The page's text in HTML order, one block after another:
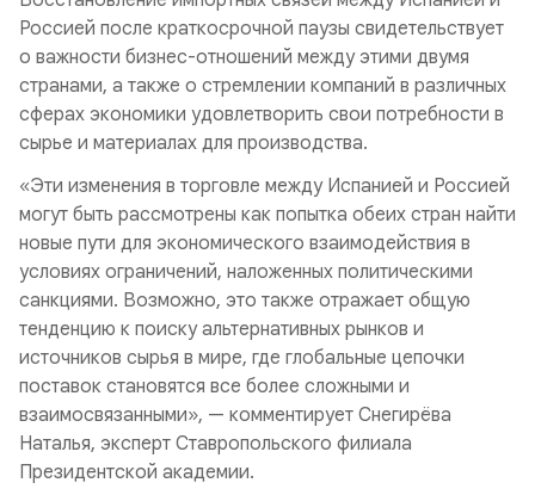
Россией после краткосрочной паузы свидетельствует
о важности бизнес-отношений между этими двумя
странами, а также о стремлении компаний в различных
сферах экономики удовлетворить свои потребности в
сырье и материалах для производства.
«Эти изменения в торговле между Испанией и Россией
могут быть рассмотрены как попытка обеих стран найти
новые пути для экономического взаимодействия в
условиях ограничений, наложенных политическими
санкциями. Возможно, это также отражает общую
тенденцию к поиску альтернативных рынков и
источников сырья в мире, где глобальные цепочки
поставок становятся все более сложными и
взаимосвязанными», — комментирует Снегирёва
Наталья, эксперт Ставропольского филиала
Президентской академии.